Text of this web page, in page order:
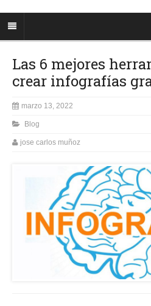
Las 6 mejores
crear infografías
marzo 13, 2022
Blog
jose carlos muñoz